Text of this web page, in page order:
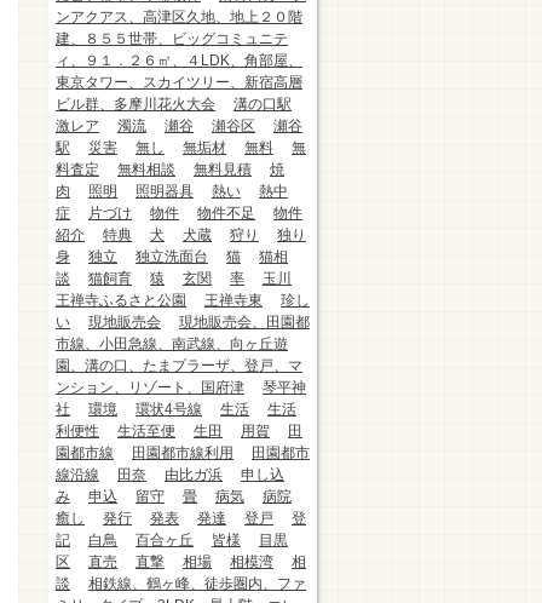
ンアクアス、高津区久地、地上２０階
建、８５５世帯、ビッグコミュニテ
ィ、９１．２６㎡、４LDK、角部屋、
東京タワー、スカイツリー、新宿高層
ビル群、多摩川花火大会
溝の口駅
激レア
濁流 瀬谷 瀬谷区
瀬谷
駅
災害 無し 無垢材 無料
無
料査定
無料相談 無料見積
焼
肉
照明 照明器具 熱い
熱中
症
片づけ 物件 物件不足
物件
紹介
特典 犬 犬蔵 狩り
独り
身
独立 独立洗面台 猫
猫相
談
猫飼育 猿 玄関 率
玉川
王禅寺ふるさと公園
王禅寺東
珍し
い
現地販売会
現地販売会、田園都
市線、小田急線、南武線、向ヶ丘遊
園、溝の口、たまプラーザ、登戸、マ
ンション、リゾート、国府津
琴平神
社
環境 環状4号線 生活
生活
利便性
生活至便 生田 用賀
田
園都市線
田園都市線利用
田園都市
線沿線
田奈 由比ガ浜
申し込
み
申込 留守 畳 病気
病院
癒し
発行 発表 発達 登戸
登
記
白鳥 百合ヶ丘 皆様
目黒
区
直売 直撃 相場 相模湾
相
談
相鉄線、鶴ヶ峰、徒歩圏内、ファ